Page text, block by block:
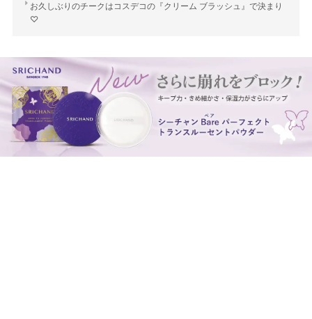
お久しぶりのチークはコスデコの『クリーム ブラッシュ』で決まり
♡